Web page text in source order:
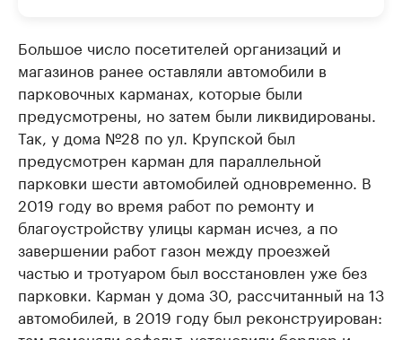
Большое число посетителей организаций и
магазинов ранее оставляли автомобили в
парковочных карманах, которые были
предусмотрены, но затем были ликвидированы.
Так, у дома №28 по ул. Крупской был
предусмотрен карман для параллельной
парковки шести автомобилей одновременно. В
2019 году во время работ по ремонту и
благоустройству улицы карман исчез, а по
завершении работ газон между проезжей
частью и тротуаром был восстановлен уже без
парковки. Карман у дома 30, рассчитанный на 13
автомобилей, в 2019 году был реконструирован: